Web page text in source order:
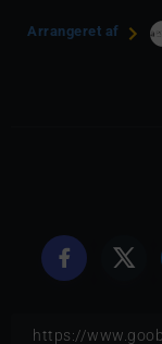
Arrangeret af